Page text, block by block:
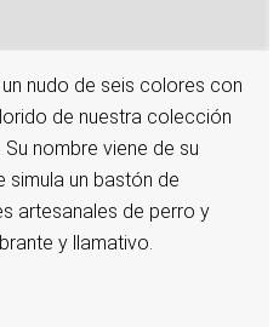
nudo de seis colores con
de nuestra colección
nombre viene de su
simula un bastón de
artesanales de perro y
y llamativo.